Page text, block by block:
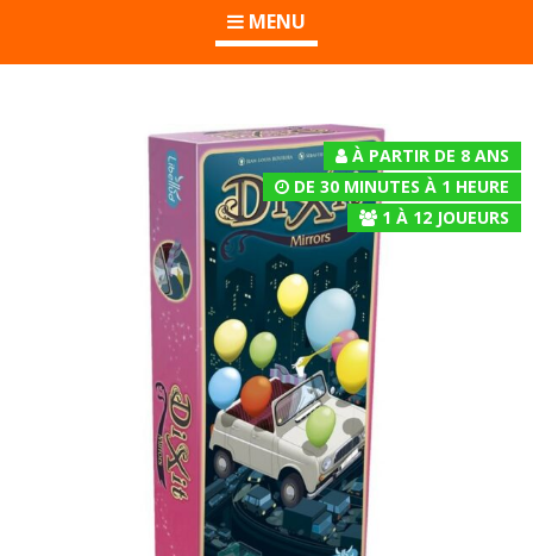
MENU
À PARTIR DE 8 ANS
DE 30 MINUTES À 1 HEURE
1 À 12 JOUEURS